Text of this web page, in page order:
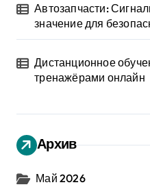
Автозапчасти:
значение для
Дистанционное
тренажёрами онлайн
Архив
Май 2026